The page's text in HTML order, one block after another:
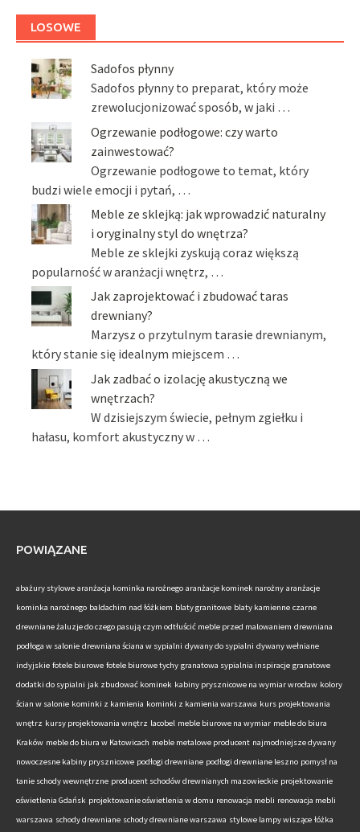
LOSOWE
Sadofos płynny
Sadofos płynny to preparat, który może
zrewolucjonizować sposób, w jaki …
Ogrzewanie podłogowe: czy warto
zainwestować?
Ogrzewanie podłogowe to temat, który
budzi wiele emocji i pytań, …
Meble ze sklejką: jak wprowadzić naturalny
i oryginalny styl do wnętrza?
Meble ze sklejki zyskują coraz większą
popularność w aranżacji wnętrz, …
Jak zaprojektować i zbudować taras
drewniany?
Marzysz o przytulnym tarasie drewnianym,
który stanie się idealnym miejscem …
Jak zadbać o izolację akustyczną we
wnętrzach?
W dzisiejszym świecie, pełnym zgiełku i
hałasu, komfort akustyczny w …
POWIĄZANE
abażury stylowe aranżacja kominka narożnego aranżacje kominek narożny aranżacje
kominka narożnego baldachim nad łóżkiem blaty granitowe blaty kamienne czarne
drewniane żaluzje do czego pasują czym odtłuścić meble przed malowaniem drewniana
podłoga w salonie drewniana ściana w sypialni dywany do sypialni dywany wełniane
indyjskie fotele biurowe fotele biurowe tychy granatowa sypialnia inspiracje granatowe
dodatki do sypialni jak zbudować kominek kabiny prysznicowe na wymiar wrocław kolory
ścian w salonie kominki z kamienia kominki z kamienia warszawa kurs projektowania
wnętrz kursy projektowania wnętrz lacobel meble biurowe na wymiar meble do biura
Kraków meble do biura w Katowicach meble metalowe producent najmodniejsze dywany
nowoczesne kabiny prysznicowe podłogi drewniane podłogi drewniane leszno pomysł na
tanie schody wewnętrzne producent schodów drewnianych mazowieckie projektowanie
oświetlenia Gdańsk projektowanie oświetlenia w domu renowacja mebli renowacja mebli
warszawa schody drewniane schody drewniane warszawa stylowe lampy wiszące łóżka